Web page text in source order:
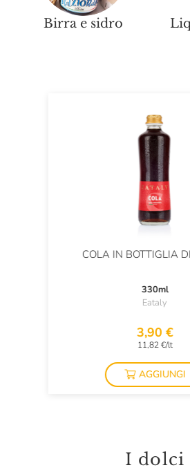
Birra e sidro
COLA IN BOTTIGLIA
330ml
Eataly
3,90 €
11,82 €/lt
AGGIUNGI
I dolci